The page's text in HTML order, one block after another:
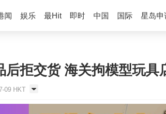
闻 娱乐 最Hit 即时 中国 国际 星岛申
后拒交货 海关拘模型玩具
09 HKT